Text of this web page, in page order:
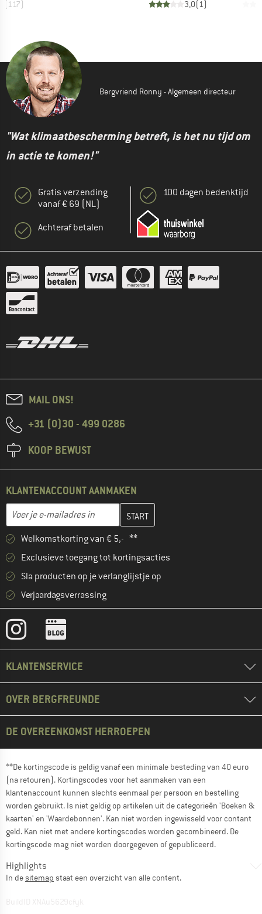
(117) 3,0(1)
Bergvriend Ronny - Algemeen directeur
"Wat klimaatbescherming betreft, is het nu tijd om
in actie te komen!"
Gratis verzending
vanaf € 69 (NL)
Achteraf betalen
100 dagen bedenktijd
MAIL ONS!
+31 (0)30 - 499 0286
KOOP BEWUST
KLANTENACCOUNT AANMAKEN
E-mailadres
Vul je e-mailadres hier in en maak in de volgende stap je
Welkomstkorting van € 5,- **
Exclusieve toegang tot kortingsacties
Sla producten op je verlanglijstje op
Verjaardagsverrassing
KLANTENSERVICE
OVER BERGFREUNDE
DE OVEREENKOMST HERROEPEN
**De kortingscode is geldig vanaf een minimale besteding van 40 euro
(na retouren). Kortingscodes voor het aanmaken van een
klantenaccount kunnen slechts eenmaal per persoon en bestelling
worden gebruikt. Is niet geldig op artikelen uit de categorieën 'Boeken &
kaarten' en 'Waardebonnen'. Kan niet worden ingewisseld voor contant
geld. Kan niet met andere kortingscodes worden gecombineerd. De
kortingscode mag niet worden doorgegeven of gepubliceerd.
Highlights
In desitemap staat een overzicht van alle content.